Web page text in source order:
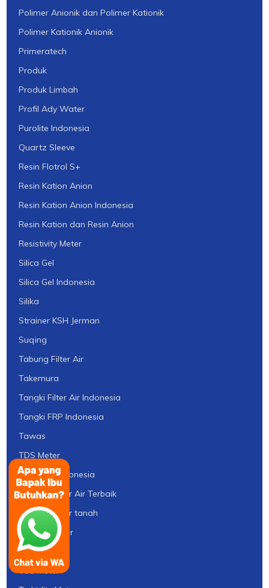
Polimer Anionik dan Polimer Kationik
Polimer Kationik Anionik
Primeratech
Produk
Produk Limbah
Profil Ady Water
Purolite Indonesia
Quartz Sleeve
Resin Flotrol S+
Resin Kation Anion
Resin Kation Anion Indonesia
Resin Kation dan Resin Anion
Resistivity Meter
Silica Gel
Silica Gel Indonesia
Silika
Strainer KSH Jerman
Suqing
Tabung Filter Air
Takemura
Tangki Filter Air Indonesia
Tangki FRP Indonesia
Tawas
TDS Meter
Thermax Indonesia
tipe pH Meter Air Terbaik
tipe pH Meter tanah
TOC Analyzer
Toray
TSS Meter